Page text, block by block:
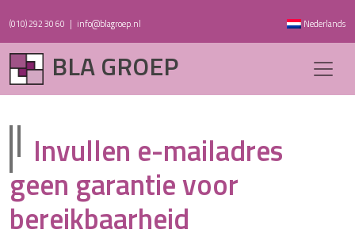
(010) 292 30 60 | info@blagroep.nl Nederlands
BLA GROEP
Invullen e-mailadres
geen garantie voor
bereikbaarheid